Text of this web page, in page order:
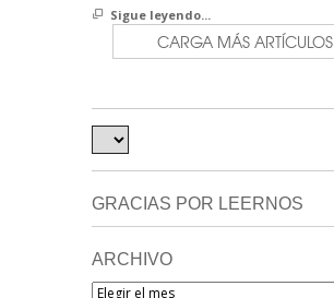
Sigue leyendo...
CARGA MÁS ARTÍCULOS
GRACIAS POR LEERNOS
ARCHIVO
Archivo